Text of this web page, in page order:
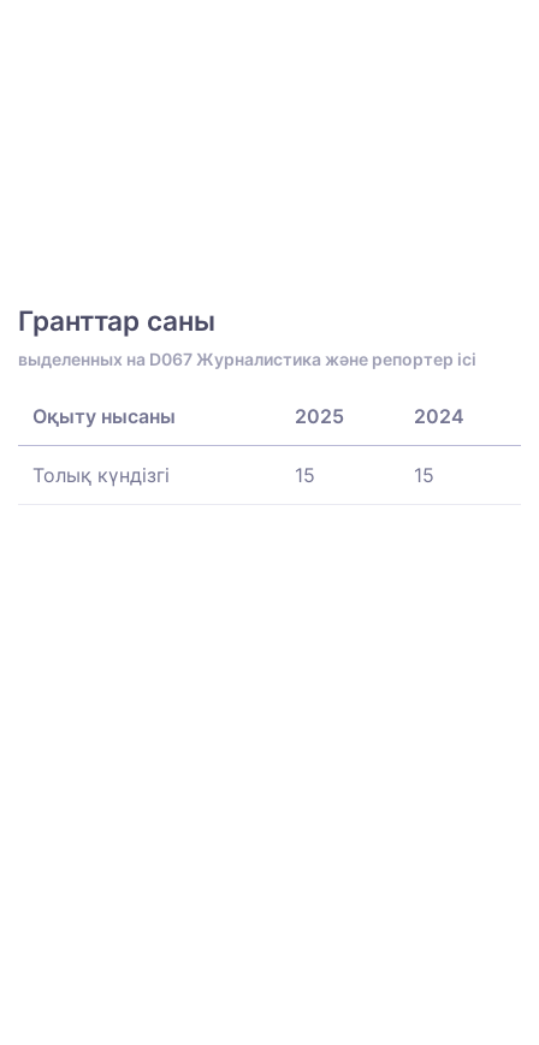
Гранттар саны
выделенных на D067 Журналистика және репортер ісі
Оқыту нысаны 2025 2024
Толық күндізгі 15 15